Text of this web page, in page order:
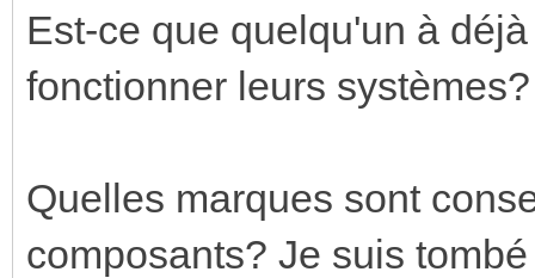
Est-ce que quelqu'un à
fonctionner leurs systèmes?
Quelles marques sont
composants? Je suis